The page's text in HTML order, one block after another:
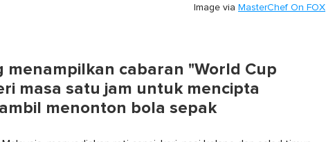
Image via MasterChef On FOX
cabaran "World Cup
masa satu jam untuk mencipta
menonton bola sepak